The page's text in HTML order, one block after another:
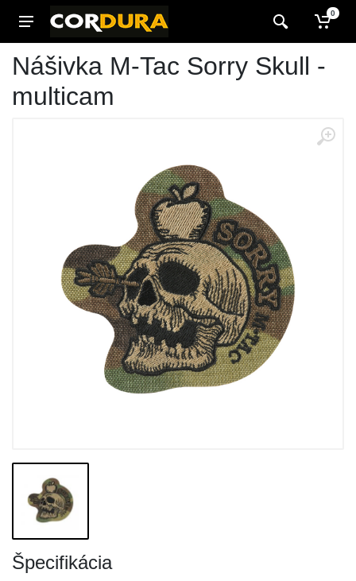
0
Nášivka M-Tac Sorry Skull -
multicam
Špecifikácia